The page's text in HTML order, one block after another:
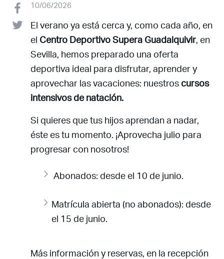
10/06/2026
El verano ya está cerca y, como cada año, en
el Centro Deportivo Supera Guadalquivir, en
Sevilla, hemos preparado una oferta
deportiva ideal para disfrutar, aprender y
aprovechar las vacaciones: nuestros cursos
intensivos de natación.
Si quieres que tus hijos aprendan a nadar,
éste es tu momento. ¡Aprovecha julio para
progresar con nosotros!
Abonados: desde el 10 de junio.
Matrícula abierta (no abonados): desde
el 15 de junio.
Más información y reservas, en la recepción